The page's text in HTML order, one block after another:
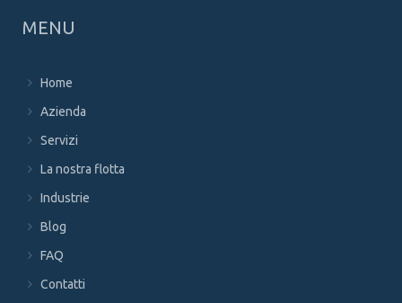
MENU
Home
Azienda
Servizi
La nostra flotta
Industrie
Blog
FAQ
Contatti